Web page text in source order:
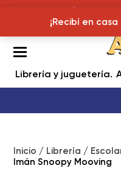
¡Recibí en
Librería y juguetería
Inicio / Librería /
Imán Snoopy Mooving
¡Recibí en